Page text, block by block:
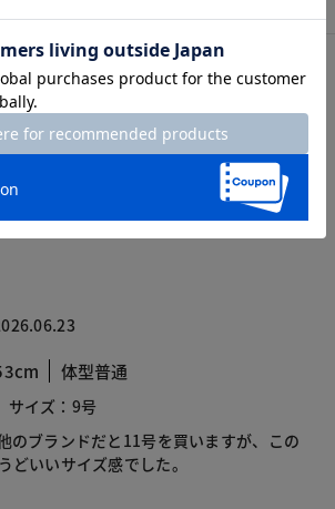
ー
体型普通
サイズ：9号
のブランドだと11号を買いますが、この
どいいサイズ感でした。